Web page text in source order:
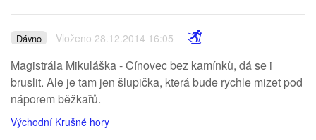
Dávno Vloženo 28.12.2014 16:05
Magistrála Mikuláška - Cínovec bez kamínků, dá se i
bruslit. Ale je tam jen šlupička, která bude rychle mizet pod
náporem běžkařů.
Východní Krušné hory